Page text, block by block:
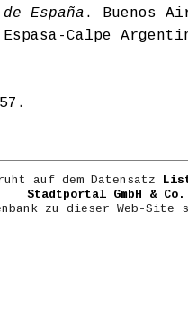
España . Buenos
Calpe
.
auf dem Datensatz
Stadtportal GmbH & Co.
zu dieser Web-